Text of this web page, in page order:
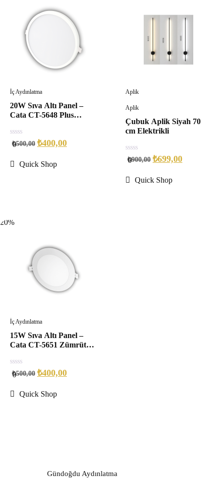
İç Aydınlatma
20W Sıva Altı Panel –
Cata CT-5648 Plus
0
out
5
0
₺500,00 ₺400,00
Quick Shop
Aplik
Aplik
Çubuk Aplik Siyah 70
cm Elektrikli
0
out
5
0
₺900,00 ₺699,00
Quick Shop
20%
İç Aydınlatma
15W Sıva Altı Panel –
Cata CT-5651 Zümrüt
0
out
5
0
₺500,00 ₺400,00
Quick Shop
Gündoğdu Aydınlatma